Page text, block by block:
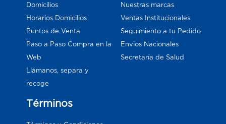
Domicilios
Horarios Domicilios
Puntos de Venta
Paso a Paso Compra en la
Web
Llámanos, separa y
recoge
Nuestras marcas
Ventas Institucionales
Seguimiento a tu Pedido
Envios Nacionales
Secretaría de Salud
Términos